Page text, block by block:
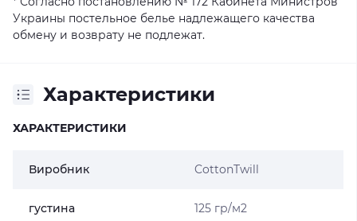
Украины постельное белье надлежащего качества
обмену и возврату не подлежат.
Характеристики
ХАРАКТЕРИСТИКИ
Виробник CottonTwill
густина 125 гр/м2